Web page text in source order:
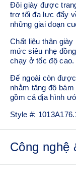
Đôi giày được
trợ tối đa lực đẩy
những giai đoạn
Chất liệu thân
mức siêu nhẹ
chạy ở tốc độ cao.
Đế ngoài còn
nhằm tăng độ
gồm cả địa hình
Style #:
Công nghệ